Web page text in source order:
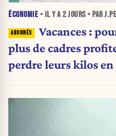
ÉCONOMIE • IL Y A 2 JOURS• PAR J.PE
Vacances :
plus de cadres
perdre leurs kilos
arriver